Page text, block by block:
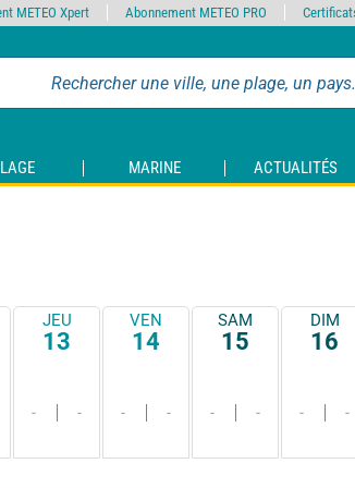
MARINE ACTUALITÉS
JEU
13
- -
VEN
14
- -
SAM
15
- -
DIM
16
- -
METEO Xpert Abonnement METEO PRO